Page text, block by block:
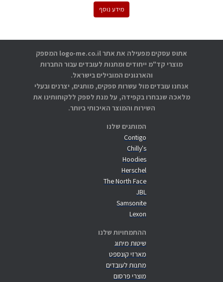
מידע נוסף
המותגים שלנו
Contigo
Chilly's
Hoodies
Herschel
The North Face
JBL
Samsonite
Lexon
ההתמחויות שלנו
שיטות מיתוג
מארזי קונספט
מתנות לעובדים
מוצרי פרסום
אתוס עסקים מפעילה את אתר logo-me.co.il המספק
מוצרי קד"מ ייחודים ומתנות לעובדים עבור החברות
והארגונים המובילים בישראל.
אנחנו עובדים מול עשרות ספקים, מותגים, יצרנים ובעלי
מלאכה שנבחרו בקפידה, על מנת לספק ללקוחותינו את
השירות והמוצר האיכותי ביותר.